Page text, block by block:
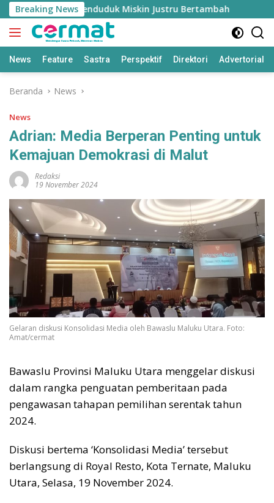
Langsung
ke
konten
Breaking News
Tinggi, Penduduk Miskin Justru Bertambah
News Feature Sastra Perspektif Direktori Advertorial
Beranda News
News
Adrian: Media Berperan Penting untuk
Kemajuan Demokrasi di Malut
Redaksi
19 November 2024
Gelaran diskusi Konsolidasi Media oleh Bawaslu Maluku Utara. Foto:
Amat/cermat
Bawaslu Provinsi Maluku Utara menggelar diskusi
dalam rangka penguatan pemberitaan pada
pengawasan tahapan pemilihan serentak tahun
2024.
Diskusi bertema ‘Konsolidasi Media’ tersebut
berlangsung di Royal Resto, Kota Ternate, Maluku
Utara, Selasa, 19 November 2024.